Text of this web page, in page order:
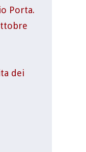
Porta.
dei